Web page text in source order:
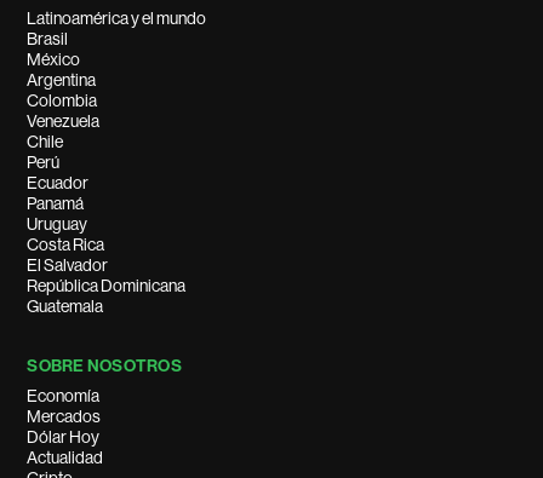
Latinoamérica y el mundo
Brasil
México
Argentina
Colombia
Venezuela
Chile
Perú
Ecuador
Panamá
Uruguay
Costa Rica
El Salvador
República Dominicana
Guatemala
SOBRE NOSOTROS
Economía
Mercados
Dólar Hoy
Actualidad